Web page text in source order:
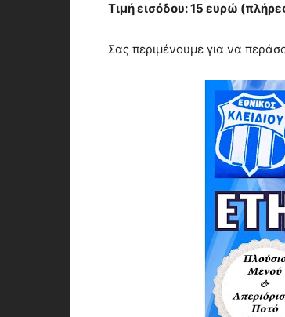
Τιμή εισόδου: 15 ευρώ
Σας περιμένουμε για να